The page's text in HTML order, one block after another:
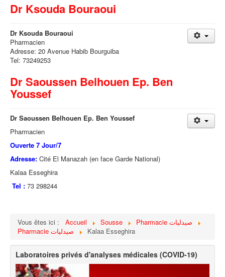
Dr Ksouda Bouraoui
Dr Ksouda Bouraoui
Pharmacien
Adresse: 20 Avenue Habib Bourguiba
Tel: 73249253
Dr Saoussen Belhouen Ep. Ben
Youssef
Dr Saoussen Belhouen Ep. Ben Youssef
Pharmacien
Ouverte 7 Jour/7
Adresse: Cité El Manazah (en face Garde National)
Kalaa Esseghira
Tel : 73 298244
Vous êtes ici : Accueil Sousse
Kalaa Esseghira
Laboratoires privés d'analyses médicales (COVID-19)